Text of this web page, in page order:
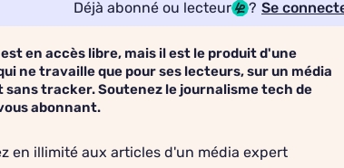
Déjà abonné ou lecteur ? Se
en accès libre, mais il est le produit d'une
ne travaille que pour ses lecteurs, sur un média
sans tracker. Soutenez le journalisme tech de
abonnant.
en illimité aux articles d'un média expert